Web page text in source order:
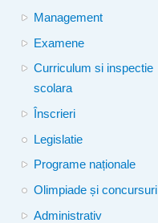
Management
Examene
Curriculum si inspectie
scolara
Înscrieri
Legislatie
Programe naționale
Olimpiade și concursuri
Administrativ